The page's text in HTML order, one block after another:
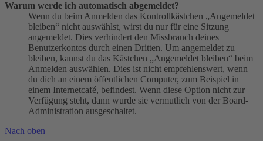
Warum werde ich automatisch abgemeldet?
Wenn du beim Anmelden das Kontrollkästchen „Angemeldet
bleiben“ nicht auswählst, wirst du nur für eine Sitzung
angemeldet. Dies verhindert den Missbrauch deines
Benutzerkontos durch einen Dritten. Um angemeldet zu
bleiben, kannst du das Kästchen „Angemeldet bleiben“ beim
Anmelden auswählen. Dies ist nicht empfehlenswert, wenn
du dich an einem öffentlichen Computer, zum Beispiel in
einem Internetcafé, befindest. Wenn diese Option nicht zur
Verfügung steht, dann wurde sie vermutlich von der Board-
Administration ausgeschaltet.
Nach oben